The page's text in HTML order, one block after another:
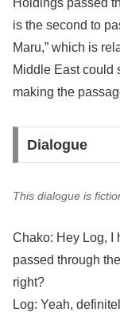
Holdings passed
is the second to
Maru,” which is
Middle East could
making the
Dialogue
This dialogue is
Chako: Hey Log, I
passed through
right?
Log: Yeah,